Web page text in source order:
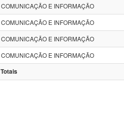
COMUNICAÇÃO E INFORMAÇÃO
COMUNICAÇÃO E INFORMAÇÃO
COMUNICAÇÃO E INFORMAÇÃO
COMUNICAÇÃO E INFORMAÇÃO
Totais